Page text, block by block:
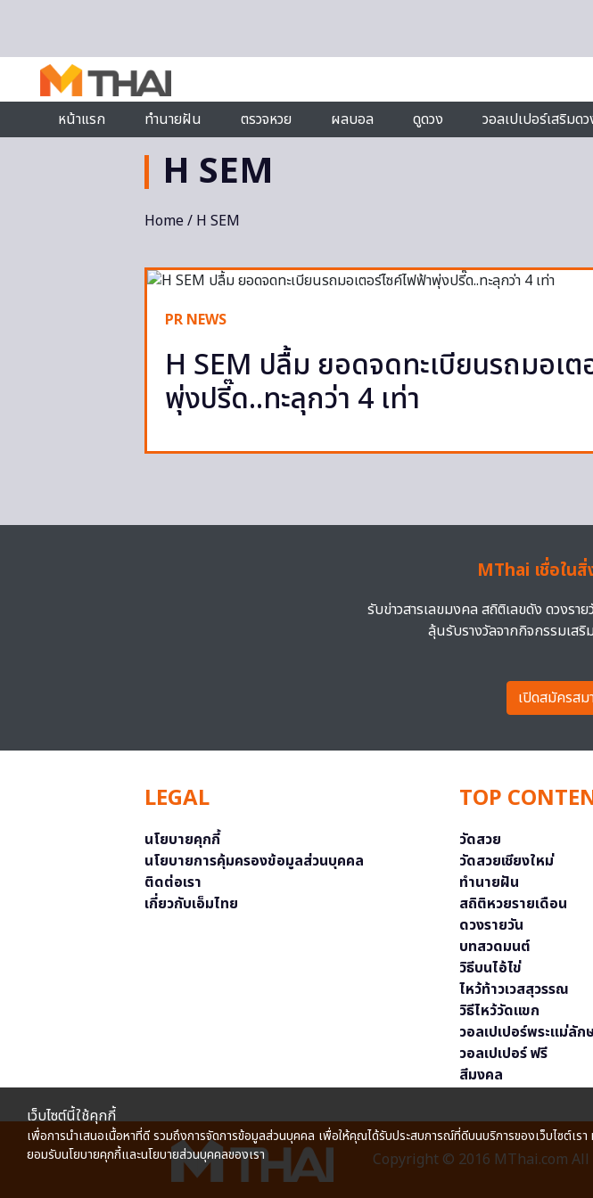
หน้าแรก
ทำนายฝัน ตรวจหวย ผลบอล ดูดวง วอลเปเปอร์เสริมดว
H SEM
Home/ H SEM
PR NEWS
H SEM ปลื้ม ยอดจดทะเบียนรถมอเต
พุ่งปรี๊ด..ทะลุกว่า 4 เท่า
MThai เชื่อใน
รับข่าวสารเลขมงคล สถิติเลขดัง ดวงรา
ลุ้นรับรางวัลจากกิจกรรมเส
เปิดสมัครสม
LEGAL
นโยบายคุกกี้
นโยบายการคุ้มครองข้อมูลส่วนบุคคล
ติดต่อเรา
เกี่ยวกับเอ็มไทย
TOP
วัดสวย
วัดสวยเชียงใหม่
ทำนายฝัน
สถิติหวยรายเดือน
ดวงรายวัน
บทสวดมนต์
วิธีบนไอ้ไข่
ไหว้ท้าวเวสสุวรรณ
วิธีไหว้วัดแขก
วอลเปเปอร์พระแม่ลัก
วอลเปเปอร์ ฟรี
สีมงคล
Copyright © 2016 MThai.com All
เว็บไซต์นี้ใช้คุกกี้
เพื่อการนำเสนอเนื้อหาที่ดี รวมถึงการจัดการข้อมูลส่วนบุคคล เพื่อให้คุณได้รับประสบการณ์ที่ดีบนบริการของเว็บไซต์เ
ยอมรับนโยบายคุกกี้และนโยบายส่วนบุคคลของเรา